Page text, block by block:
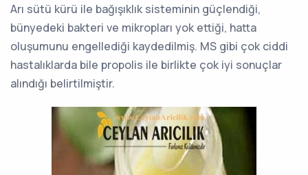
Arı sütü kürü ile bağışıklık sisteminin güçlendiği,
bünyedeki bakteri ve mikropları yok ettiği, hatta
oluşumunu engellediği kaydedilmiş. MS gibi çok ciddi
hastalıklarda bile propolis ile birlikte çok iyi sonuçlar
alındığı belirtilmiştir.